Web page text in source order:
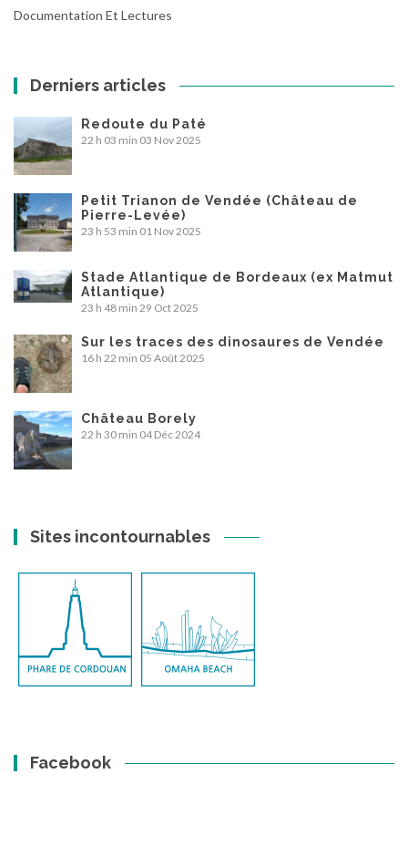
Documentation Et Lectures
Derniers articles
Redoute du Paté
22 h 03 min 03 Nov 2025
Petit Trianon de Vendée (Château de
Pierre-Levée)
23 h 53 min 01 Nov 2025
Stade Atlantique de Bordeaux (ex Matmut
Atlantique)
23 h 48 min 29 Oct 2025
Sur les traces des dinosaures de Vendée
16 h 22 min 05 Août 2025
Château Borely
22 h 30 min 04 Déc 2024
Sites incontournables
Facebook